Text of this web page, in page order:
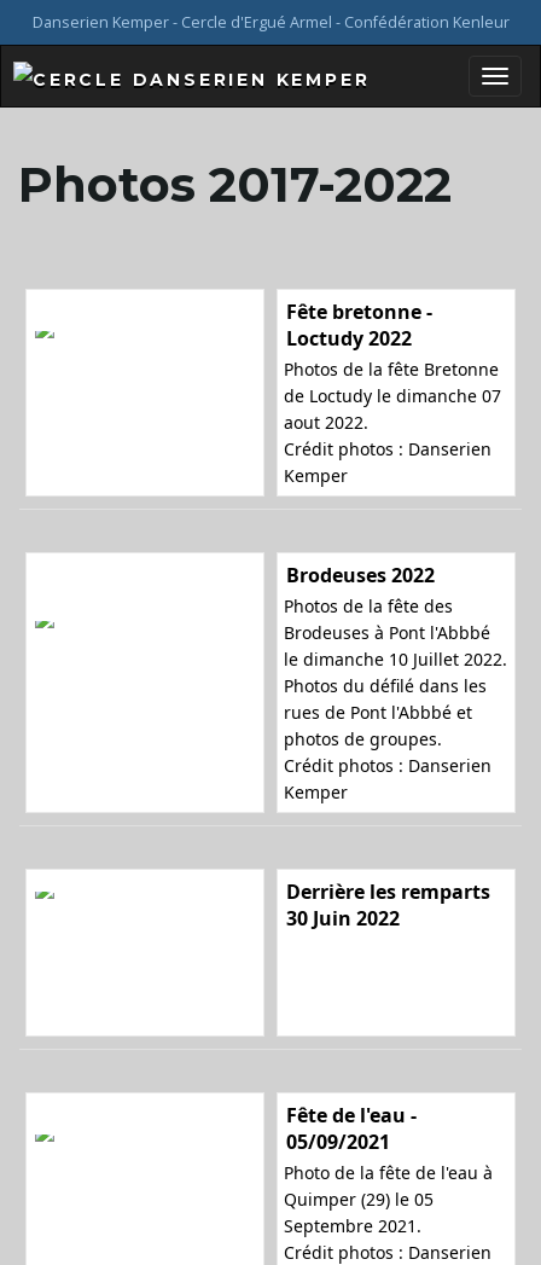
Danserien Kemper - Cercle d'Ergué Armel - Confédération Kenleur
a
Photos 2017-2022
Fête bretonne -
Loctudy 2022
Photos de la fête Bretonne
de Loctudy le dimanche 07
aout 2022.
Crédit photos : Danserien
Kemper
Brodeuses 2022
Photos de la fête des
Brodeuses à Pont l'Abbbé
le dimanche 10 Juillet 2022.
Photos du défilé dans les
rues de Pont l'Abbbé et
photos de groupes.
Crédit photos : Danserien
Kemper
Derrière les remparts
30 Juin 2022
Fête de l'eau -
05/09/2021
Photo de la fête de l'eau à
Quimper (29) le 05
Septembre 2021.
Crédit photos : Danserien